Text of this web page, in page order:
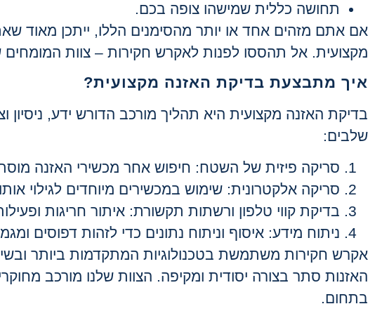
תחושה כללית שמישהו צופה בכם.
אם אתם מזהים אחד או יותר מהסימנים הללו, ייתכן מאוד
מקצועית. אל תהססו לפנות לאקרש חקירות – צוות המומחים
איך מתבצעת בדיקת האזנה מקצועית?
בדיקת האזנה מקצועית היא תהליך מורכב הדורש ידע, ניסיון
שלבים:
סריקה פיזית של השטח: חיפוש אחר מכשירי האזנה
סריקה אלקטרונית: שימוש במכשירים מיוחדים לגילוי
בדיקת קווי טלפון ורשתות תקשורת: איתור חריגות
ניתוח מידע: איסוף וניתוח נתונים כדי לזהות דפוסים
אקרש חקירות משתמשת בטכנולוגיות המתקדמות ביותר
האזנות סתר בצורה יסודית ומקיפה. הצוות שלנו מורכב
בתחום.